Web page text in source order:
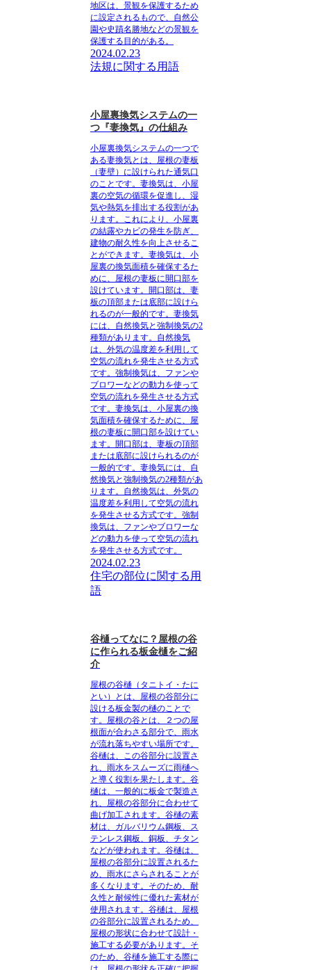
地区は、景観を保護するため
に設定されるもので、自然公
園や史蹟名勝地などの景観を
保護する目的がある。
2024.02.23
法規に関する用語
小屋裏換気システムの一
つ『妻換気』の仕組み
小屋裏換気システムの一つで
ある妻換気とは、屋根の妻板
（妻壁）に設けられた通気口
のことです。妻換気は、小屋
裏の空気の循環を促進し、湿
気や熱気を排出する役割があ
ります。これにより、小屋裏
の結露やカビの発生を防ぎ、
建物の耐久性を向上させるこ
とができます。妻換気は、小
屋裏の換気面積を確保するた
めに、屋根の妻板に開口部を
設けています。開口部は、妻
板の頂部または底部に設けら
れるのが一般的です。妻換気
には、自然換気と強制換気の2
種類があります。自然換気
は、外気の温度差を利用して
空気の流れを発生させる方式
です。強制換気は、ファンや
ブロワーなどの動力を使って
空気の流れを発生させる方式
です。妻換気は、小屋裏の換
気面積を確保するために、屋
根の妻板に開口部を設けてい
ます。開口部は、妻板の頂部
または底部に設けられるのが
一般的です。妻換気には、自
然換気と強制換気の2種類があ
ります。自然換気は、外気の
温度差を利用して空気の流れ
を発生させる方式です。強制
換気は、ファンやブロワーな
どの動力を使って空気の流れ
を発生させる方式です。
2024.02.23
住宅の部位に関する用
語
谷樋ってなに？屋根の谷
に作られる板金樋をご紹
介
屋根の谷樋（タニトイ・たに
とい）とは、屋根の谷部分に
設ける板金製の樋のことで
す。屋根の谷とは、２つの屋
根面が合わさる部分で、雨水
が流れ落ちやすい場所です。
谷樋は、この谷部分に設置さ
れ、雨水をスムーズに雨樋へ
と導く役割を果たします。谷
樋は、一般的に板金で製造さ
れ、屋根の谷部分に合わせて
曲げ加工されます。谷樋の素
材は、ガルバリウム鋼板、ス
テンレス鋼板、銅板、チタン
などが使われます。谷樋は、
屋根の谷部分に設置されるた
め、雨水にさらされることが
多くなります。そのため、耐
久性と耐候性に優れた素材が
使用されます。谷樋は、屋根
の谷部分に設置されるため、
屋根の形状に合わせて設計・
施工する必要があります。そ
のため、谷樋を施工する際に